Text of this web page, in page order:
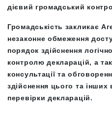
дієвий громадський
Громадськість закликає
незаконне обмеження
порядок здійснення
контролю декларацій, а
консультації та
здійснення цього та
перевірки декларацій.